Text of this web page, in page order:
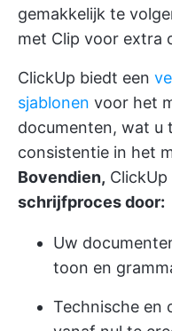
gemakkelijk te
met Clip voor extra
ClickUp biedt een
sjablonen voor het
documenten, wat u
consistentie in het
Bovendien, ClickUp
schrijfproces door:
Uw
toon en
Technische en